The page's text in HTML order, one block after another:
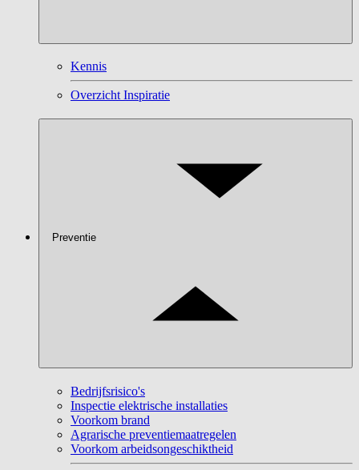
Kennis
Overzicht Inspiratie
Preventie
Bedrijfsrisico's
Inspectie elektrische installaties
Voorkom brand
Agrarische preventiemaatregelen
Voorkom arbeidsongeschiktheid